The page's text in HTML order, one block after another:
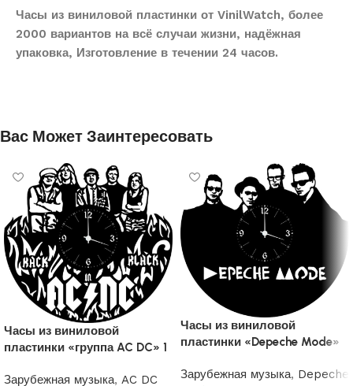
Часы из виниловой пластинки от VinilWatch, более
2000 вариантов на всё случаи жизни, надёжная
упаковка, Изготовление в течении 24 часов.
Вас Может Заинтересовать
Часы из виниловой
пластинки «группа AC DC» 1
Зарубежная музыка, AC DC
Часы из виниловой
пластинки «Depeche Mode»
Зарубежная музыка, Depeche